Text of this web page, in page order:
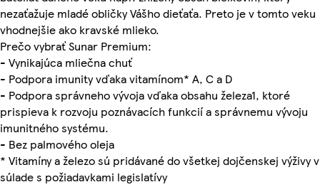
nezaťažuje mladé obličky Vášho dieťaťa. Preto je v tomto veku
vhodnejšie ako kravské mlieko.
Prečo vybrať Sunar Premium:
- Vynikajúca mliečna chuť
- Podpora imunity vďaka vitamínom* A, C a D
- Podpora správneho vývoja vďaka obsahu železa1, ktoré
prispieva k rozvoju poznávacích funkcií a správnemu vývoju
imunitného systému.
- Bez palmového oleja
* Vitamíny a železo sú pridávané do všetkej dojčenskej výživy v
súlade s požiadavkami legislatívy